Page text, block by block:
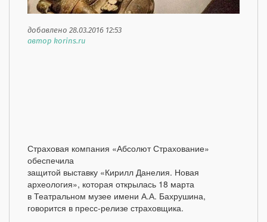
добавлено 28.03.2016 12:53
автор korins.ru
Страховая компания «Абсолют Страхование»
обеспечила
защитой выставку «Кирилл Данелия. Новая
археология», которая открылась 18 марта
в Театральном музее имени А.А. Бахрушина,
говорится в пресс-релизе страховщика.